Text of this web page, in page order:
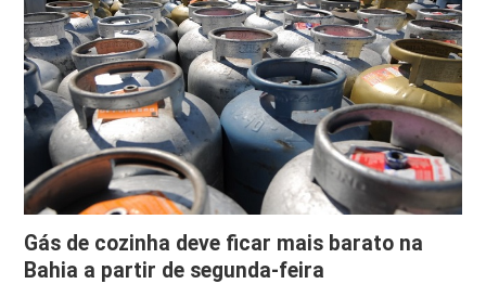
Gás de cozinha deve ficar mais barato na
Bahia a partir de segunda-feira